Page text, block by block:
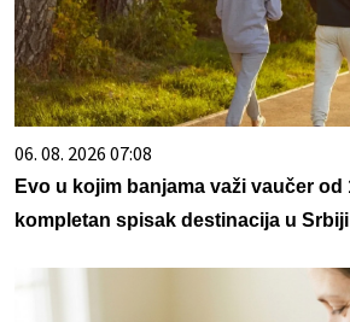
06. 08. 2026 07:08
Evo u kojim banjama važi vaučer od
kompletan spisak destinacija u Srbiji